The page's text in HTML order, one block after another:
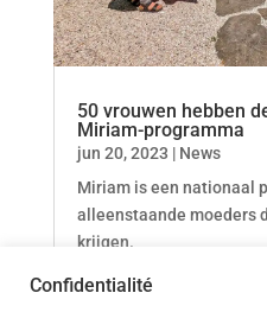
50 vrouwen hebben
Miriam-programma
jun 20, 2023 | News
Miriam is een nationaal
alleenstaande moeders
krijgen.
Confidentialité